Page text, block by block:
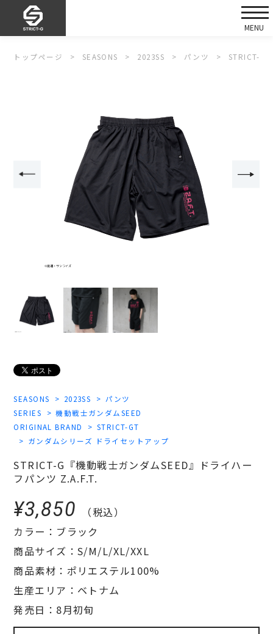
トップページ SEASONS 2023SS パンツ STRICT-G
SEASONS 2023SS
パンツ
SERIES
機動戦士ガンダムSEED
ORIGINAL BRAND
STRICT-GT
ガンダムシリーズ ドライセットアップ
STRICT-G『機動戦士ガンダムSEED』ドライハー
フパンツ Z.A.F.T.
¥3,850
（税込）
カラー：ブラック
商品サイズ：S/M/L/XL/XXL
商品素材：ポリエステル100%
生産エリア：ベトナム
発売日：8月初旬